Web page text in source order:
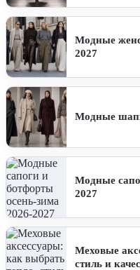
Модные
2027
Модные
Модные
2027
Меховые
стиль и